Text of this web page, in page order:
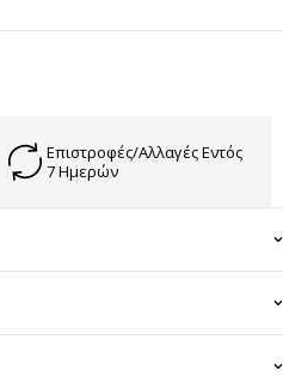
Επιστροφές/Αλλαγές Εντός
7 Ημερών